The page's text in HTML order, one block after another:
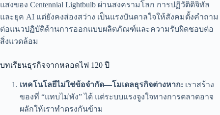
แสงของ Centennial Lightbulb ผ่านสงครามโลก การปฏิวัติดิจิทัล
และยุค AI แต่ยังคงส่องสว่าง เป็นแรงบันดาลใจให้สังคมตั้งคำถาม
ต่อแนวปฏิบัติด้านการออกแบบผลิตภัณฑ์และความรับผิดชอบต่อ
สิ่งแวดล้อม
บทเรียนธุรกิจจากหลอดไฟ 120 ปี
เทคโนโลยีไม่ใช่ข้อจำกัด—โมเดลธุรกิจต่างหาก: เราสร้าง
ของที่ “แทบไม่พัง” ได้ แต่ระบบแรงจูงใจทางการตลาดอาจ
ผลักให้เราทำตรงกันข้าม